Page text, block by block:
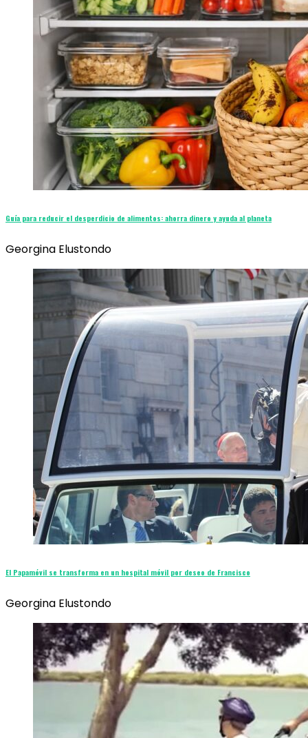
Guía para reducir el desperdicio de alimentos: ahorra dinero y ayuda al planeta
Georgina Elustondo
El Papamóvil se transforma en un hospital móvil por deseo de Francisco
Georgina Elustondo